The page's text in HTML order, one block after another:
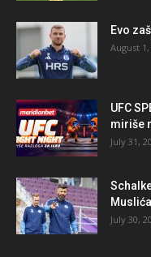
Evo
August 1,
UFC
miriše
July 31,
Muslića
July 30,